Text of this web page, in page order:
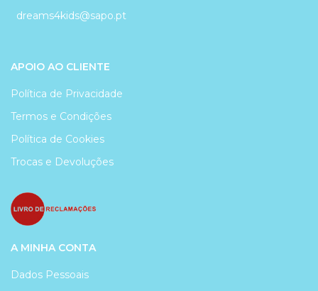
dreams4kids@sapo.pt
APOIO AO CLIENTE
Política de Privacidade
Termos e Condições
Política de Cookies
Trocas e Devoluções
A MINHA CONTA
Dados Pessoais